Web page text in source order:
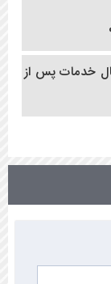
سال خدمات پس از